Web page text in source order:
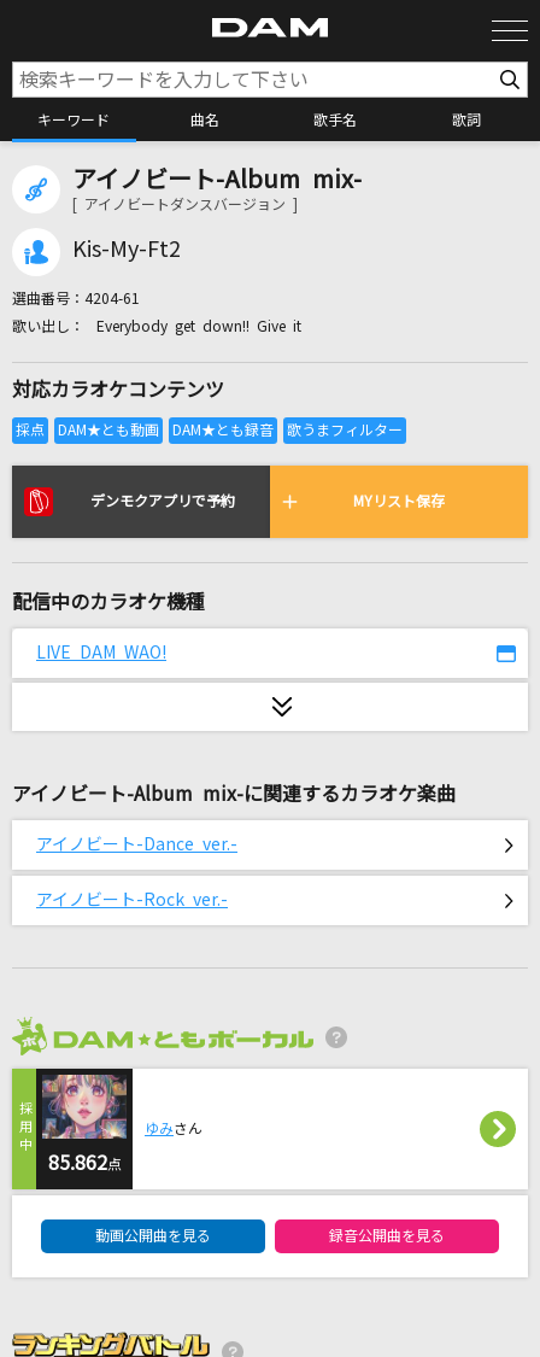
キーワード 曲名 歌手名 歌詞
カラオケ検索
全国りれき
リアルタイムで歌われている曲の一覧
ノーザンクロス
Moonshine
サウダージ
ポルノグラフィティ
マカロニえんぴつ
[生音]ワインレッドの心
安全地帯
[生音]翼
藍井エイル
[生音]銀の龍の背に乗って
アイノビート-Album mix-
[ アイノビートダンスバージョン ]
Kis-My-Ft2
選曲番号： 4204-61
Everybody get down!! Give it
対応カラオケコンテンツ
デンモクアプリで予約 MYリスト保存
配信中のカラオケ機種
LIVE DAM WAO!
アイノビート-Album mix-に関連するカラオケ楽曲
アイノビート-Dance ver.-
アイノビート-Rock ver.-
85.862点
ゆみさん
動画公開曲を見る 録音公開曲を見る